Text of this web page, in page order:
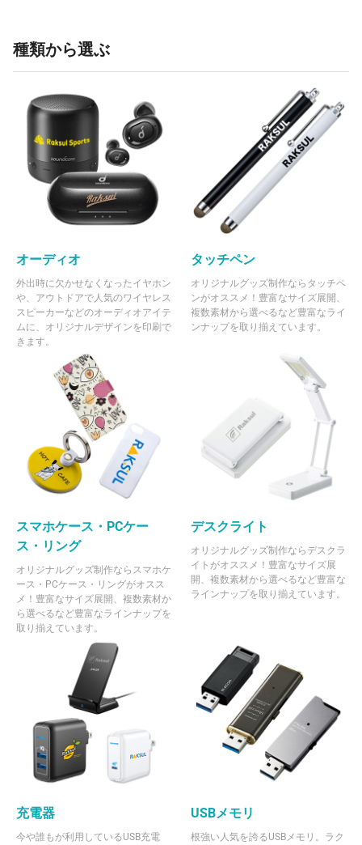
種類から選ぶ
オーディオ
外出時に欠かせなくなったイヤホン
や、アウトドアで人気のワイヤレス
スピーカーなどのオーディオアイテ
ムに、オリジナルデザインを印刷で
きます。
タッチペン
オリジナルグッズ制作ならタッチペ
ンがオススメ！豊富なサイズ展開、
複数素材から選べるなど豊富なライ
ンナップを取り揃えています。
スマホケース・PCケー
ス・リング
オリジナルグッズ制作ならスマホケ
ース・PCケース・リングがオスス
メ！豊富なサイズ展開、複数素材か
ら選べるなど豊富なラインナップを
取り揃えています。
デスクライト
オリジナルグッズ制作ならデスクラ
イトがオススメ！豊富なサイズ展
開、複数素材から選べるなど豊富な
ラインナップを取り揃えています。
充電器
今や誰もが利用しているUSB充電
USBメモリ
根強い人気を誇るUSBメモリ。ラク